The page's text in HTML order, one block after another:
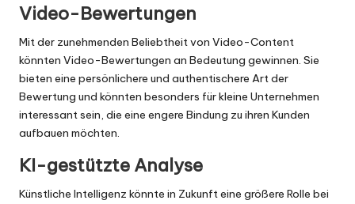
Video-Bewertungen
Mit der zunehmenden Beliebtheit von Video-Content
könnten Video-Bewertungen an Bedeutung gewinnen. Sie
bieten eine persönlichere und authentischere Art der
Bewertung und könnten besonders für kleine Unternehmen
interessant sein, die eine engere Bindung zu ihren Kunden
aufbauen möchten.
KI-gestützte Analyse
Künstliche Intelligenz könnte in Zukunft eine größere Rolle bei